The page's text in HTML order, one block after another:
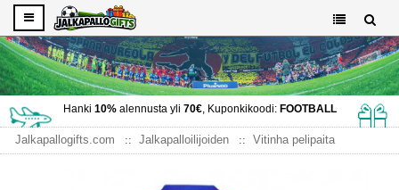
Hanki 10%alennusta yli 70€, Kuponkikoodi: FOOTBALL
Jalkapallogifts.com Jalkapalloilijoiden
Vitinha pelipaita